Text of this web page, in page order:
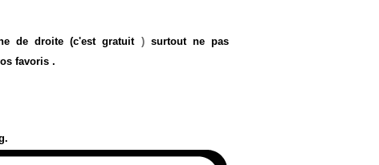
de droite (c'est gratuit) surtout ne pas
favoris .